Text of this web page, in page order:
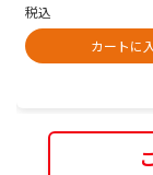
税込
カートに